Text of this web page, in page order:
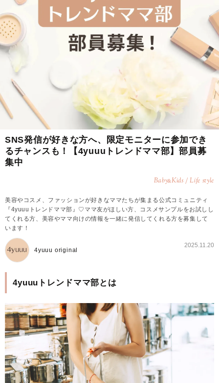
SNS発信が好きな方へ、限定モニターに参加でき
るチャンスも！【4yuuuトレンドママ部】部員募
集中
Baby&Kids / Life style
美容やコスメ、ファッションが好きなママたちが集まる公式コミュニティ
『4yuuuトレンドママ部』♡ママ友がほしい方、コスメサンプルをお試しし
てくれる方、美容やママ向けの情報を一緒に発信してくれる方を募集して
います！
4yuuu original
2025.11.20
4yuuuトレンドママ部とは